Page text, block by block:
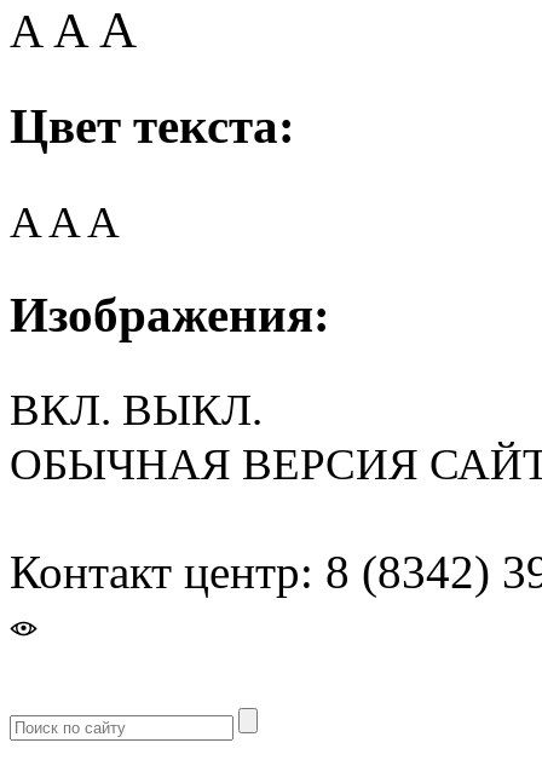
A AA
Цвет текста:
AAA
Изображения:
ВКЛ. ВЫКЛ.
ОБЫЧНАЯ ВЕРСИЯ
Контакт центр: 8 (8342)